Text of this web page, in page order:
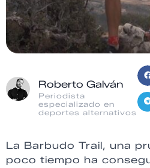
Roberto Galván
Periodista
especializado en
deportes alternativos
La Barbudo Trail, una
poco tiempo ha